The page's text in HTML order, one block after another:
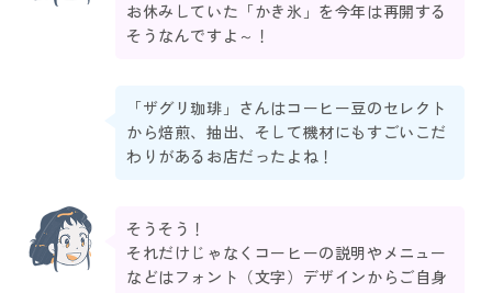
お休みしていた「かき氷」を今年は再開する
そうなんですよ～！
「ザグリ珈琲」さんはコーヒー豆のセレクト
から焙煎、抽出、そして機材にもすごいこだ
わりがあるお店だったよね！
そうそう！
それだけじゃなくコーヒーの説明やメニュー
などはフォント（文字）デザインからご自身